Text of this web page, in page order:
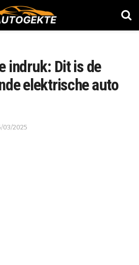
indruk: Dit is de
elektrische auto
03/2025